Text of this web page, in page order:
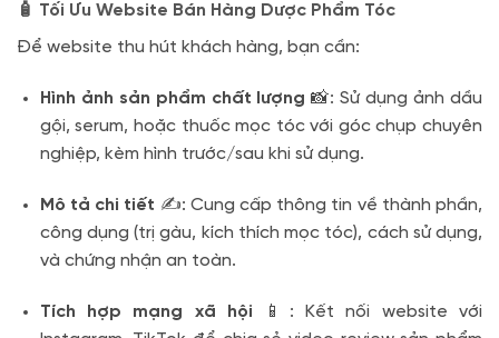
🧴 Tối Ưu Website Bán Hàng Dược Phẩm Tóc
Để website thu hút khách hàng, bạn cần:
Hình ảnh sản phẩm chất lượng 📸: Sử dụng ảnh dầu
gội, serum, hoặc thuốc mọc tóc với góc chụp chuyên
nghiệp, kèm hình trước/sau khi sử dụng.
Mô tả chi tiết ✍️: Cung cấp thông tin về thành phần,
công dụng (trị gàu, kích thích mọc tóc), cách sử dụng,
và chứng nhận an toàn.
Tích hợp mạng xã hội 📱: Kết nối website với